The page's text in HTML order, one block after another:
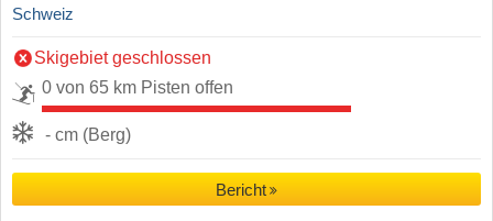
Schweiz
Skigebiet geschlossen
0 von 65 km Pisten offen
- cm (Berg)
Bericht